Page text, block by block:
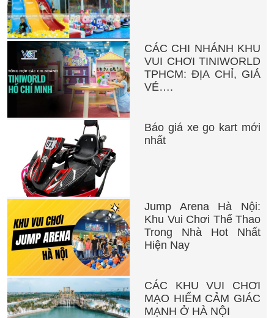
CÁC CHI NHÁNH KHU
VUI CHƠI TINIWORLD
TPHCM: ĐỊA CHỈ, GIÁ
VÉ….
Báo giá xe go kart mới
nhất
Jump Arena Hà Nội:
Khu Vui Chơi Thể Thao
Trong Nhà Hot Nhất
Hiện Nay
CÁC KHU VUI CHƠI
MẠO HIỂM CẢM GIÁC
MẠNH Ở HÀ NỘI